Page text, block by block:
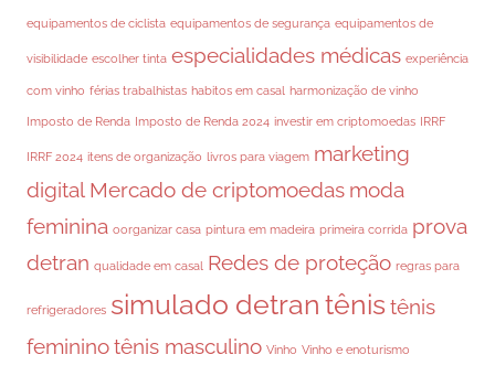
equipamentos de ciclista equipamentos de segurança equipamentos de
visibilidade escolher tinta especialidades médicas experiência
com vinho férias trabalhistas habitos em casal harmonização de vinho
Imposto de Renda Imposto de Renda 2024 investir em criptomoedas IRRF
IRRF 2024 itens de organização livros para viagem marketing
digital Mercado de criptomoedas moda
feminina oorganizar casa pintura em madeira primeira corrida prova
detran qualidade em casal Redes de proteção regras para
refrigeradores simulado detran tênis tênis
femininotênis masculino Vinho Vinho e enoturismo